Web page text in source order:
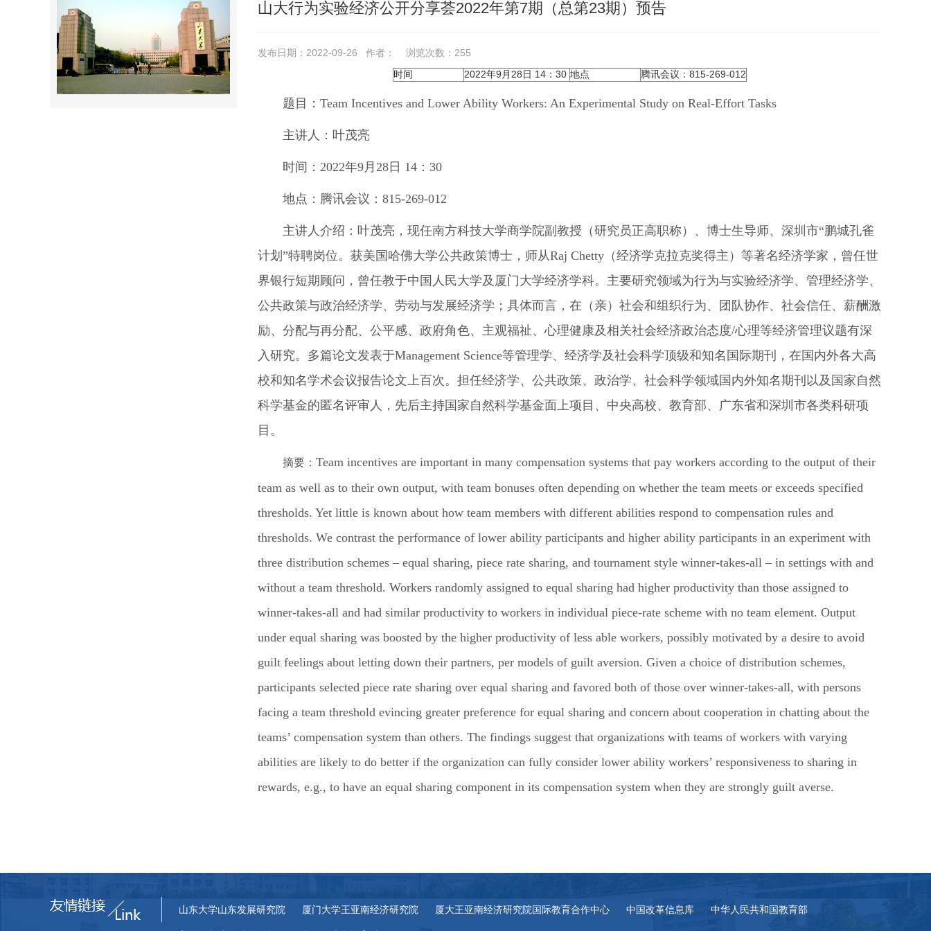
山大行为实验经济公开分享荟2022年第7期（总第23期）预告
发布日期：2022-09-26 作者： 浏览次数： 255
时间
2022年9月28日 14：30 地点 腾讯会议：815-269-012
题目： Team Incentives and Lower Ability Workers: An Experimental Study on Real-Effort Tasks
主讲人： 叶茂亮
时间： 2022年9月 28 日 14 ： 30
地点： 腾讯会议： 815-269-012
主讲人介绍： 叶茂亮，现任南方科技大学商学院副教授（研究员正高职称）、博士生导师、深圳市“鹏城孔雀
计划”特聘岗位。获美国哈佛大学公共政策博士，师从Raj Chetty（经济学克拉克奖得主）等著名经济学家，曾任世
界银行短期顾问，曾任教于中国人民大学及厦门大学经济学科。主要研究领域为行为与实验经济学、管理经济学、
公共政策与政治经济学、劳动与发展经济学；具体而言，在（亲）社会和组织行为、团队协作、社会信任、薪酬激
励、分配与再分配、公平感、政府角色、主观福祉、心理健康及相关社会经济政治态度/心理等经济管理议题有深
入研究。多篇论文发表于Management Science等管理学、经济学及社会科学顶级和知名国际期刊，在国内外各大高
校和知名学术会议报告论文上百次。担任经济学、公共政策、政治学、社会科学领域国内外知名期刊以及国家自然
科学基金的匿名评审人，先后主持国家自然科学基金面上项目、中央高校、教育部、广东省和深圳市各类科研项
目。
摘要： Team incentives are important in many compensation systems that pay workers according to the output of their
team as well as to their own output, with team bonuses often depending on whether the team meets or exceeds specified
thresholds. Yet little is known about how team members with different abilities respond to compensation rules and
thresholds. We contrast the performance of lower ability participants and higher ability participants in an experiment with
three distribution schemes – equal sharing, piece rate sharing, and tournament style winner-takes-all – in settings with and
without a team threshold. Workers randomly assigned to equal sharing had higher productivity than those assigned to
winner-takes-all and had similar productivity to workers in individual piece-rate scheme with no team element. Output
under equal sharing was boosted by the higher productivity of less able workers, possibly motivated by a desire to avoid
guilt feelings about letting down their partners, per models of guilt aversion. Given a choice of distribution schemes,
participants selected piece rate sharing over equal sharing and favored both of those over winner-takes-all, with persons
facing a team threshold evincing greater preference for equal sharing and concern about cooperation in chatting about the
teams’ compensation system than others. The findings suggest that organizations with teams of workers with varying
abilities are likely to do better if the organization can fully consider lower ability workers’ responsiveness to sharing in
rewards, e.g., to have an equal sharing component in its compensation system when they are strongly guilt averse.
山东大学山东发展研究院 厦门大学王亚南经济研究院 厦大王亚南经济研究院国际教育合作中心 中国改革信息库 中华人民共和国教育部